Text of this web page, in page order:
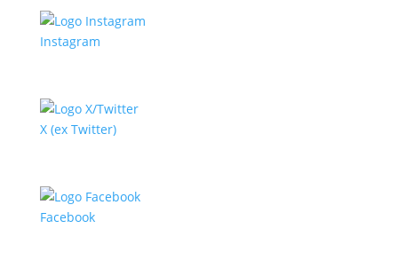
Instagram
X (ex Twitter)
Facebook